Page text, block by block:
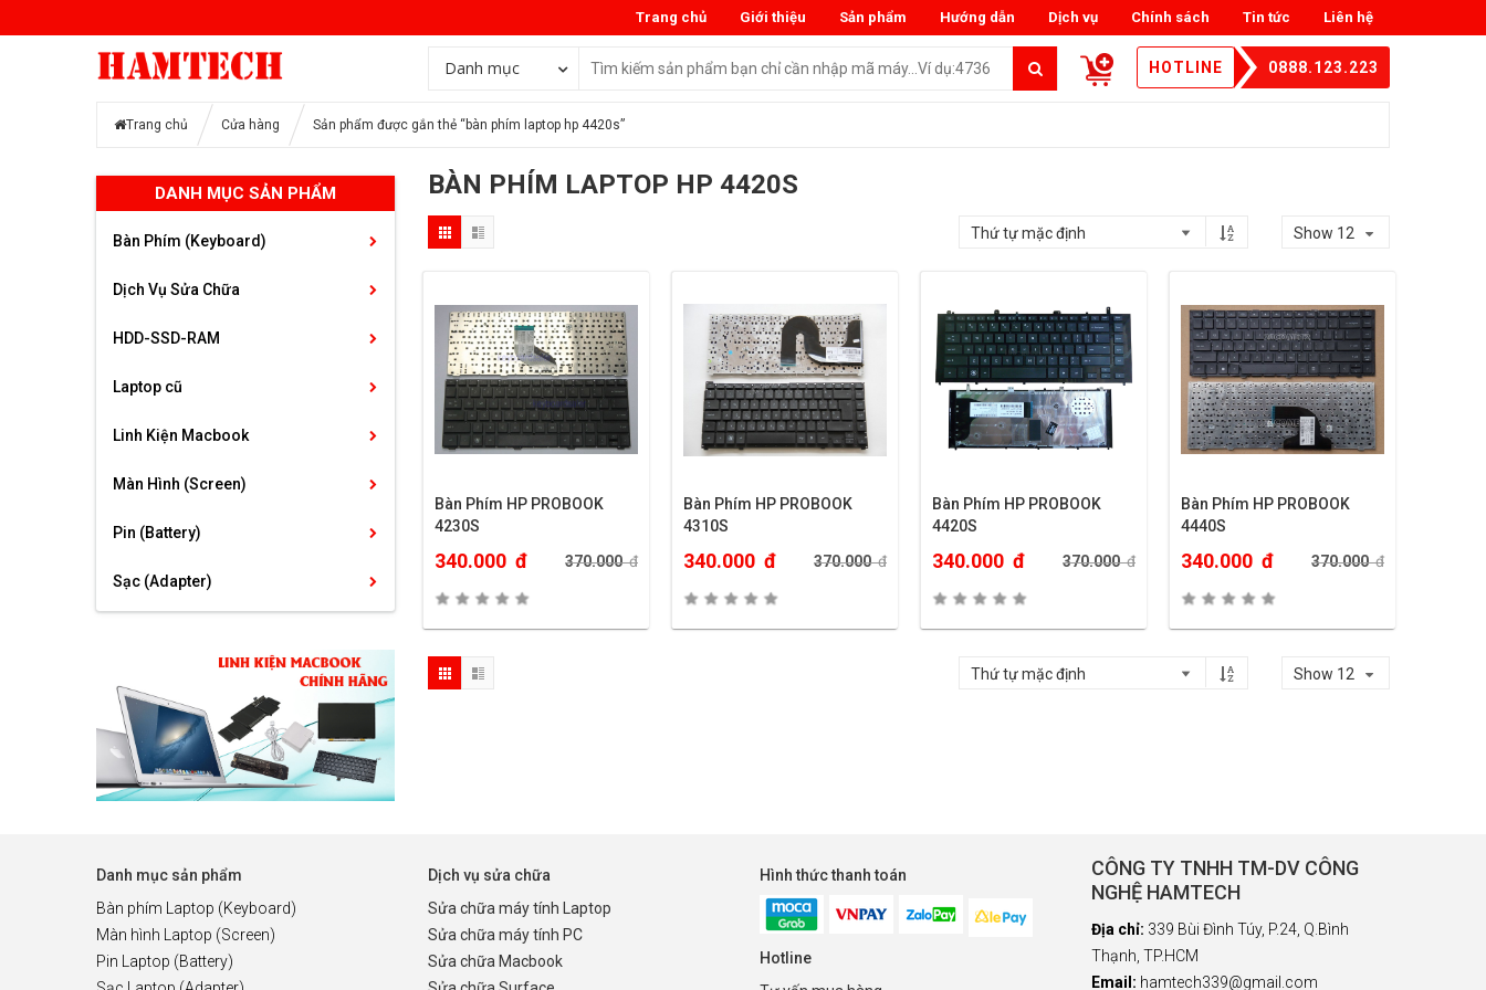
Liên hệ
Tin tức
Chính sách
Dịch vụ
Hướng dẫn
Sản phẩm
Giới thiệu
Trang chủ
Danh mục HOTLINE 0888.123.223
Trang chủ Cửa hàng Sản phẩm được gắn thẻ “bàn phím laptop hp 4420s”
DANH MỤC SẢN PHẨM
Bàn Phím (Keyboard)
Dịch Vụ Sửa Chữa
HDD-SSD-RAM
Laptop cũ
Linh Kiện Macbook
Màn Hình (Screen)
Pin (Battery)
Sạc (Adapter)
BÀN PHÍM LAPTOP HP 4420S
Show 12
Bàn Phím HP PROBOOK
4230S
340.000 đ 370.000đ
Bàn Phím HP PROBOOK
4310S
340.000 đ 370.000đ
Bàn Phím HP PROBOOK
4420S
340.000 đ 370.000đ
Bàn Phím HP PROBOOK
4440S
340.000 đ 370.000đ
Show 12
Danh mục sản phẩm
Bàn phím Laptop (Keyboard)
Màn hình Laptop (Screen)
Pin Laptop (Battery)
Dịch vụ sửa chữa
Sửa chữa máy tính Laptop
Sửa chữa máy tính PC
Sửa chữa Macbook
Hình thức thanh toán
Hotline
CÔNG TY TNHH TM-DV CÔNG
NGHỆ HAMTECH
Địa chỉ: 339 Bùi Đình Túy, P.24, Q.Bình
Thạnh, TP.HCM
Email: hamtech339@gmail.com